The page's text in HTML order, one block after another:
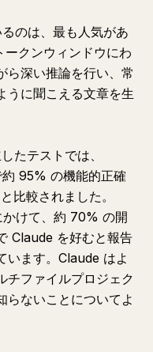
のは、最も人気があ
クンウィンドウにわ
ら深い推論を行い、常
うに聞こえる文章を生
たテストでは、
95% の機能的正確
比較されました。
けて、約 70% の開
Claude を好むと報告
います。Claude はよ
チファイルプロジェク
らないことについてよ